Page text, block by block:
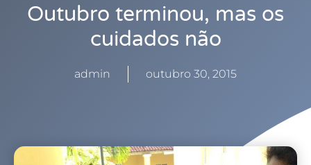
Outubro terminou, mas os
cuidados não
admin outubro 30, 2015